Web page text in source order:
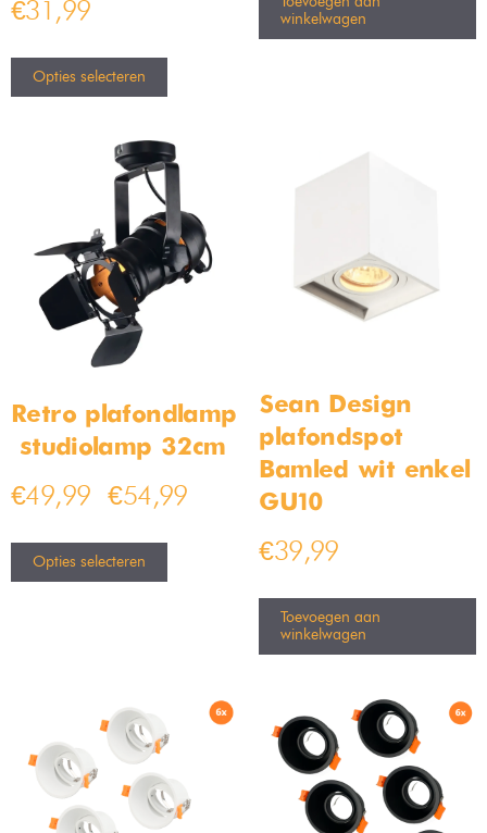
€31,99
Opties selecteren
winkelwagen
Retro plafondlamp
– studiolamp 32cm
€49,99 –€54,99
Opties selecteren
Sean Design
plafondspot
Bamled wit enkel
GU10
€39,99
Toevoegen aan
winkelwagen